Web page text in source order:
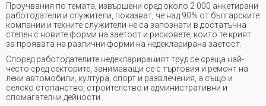
Проучвания по темата, извършени сред около 2 000 анкетирани
работодатели и служители, показват, че над 90% от българските
компании и техните служители не са запознати в достатъчна
степен с новите форми на заетост и рисковете, които те крият
за проявата на различни форми на недекларирана заетост.
Според работодателите недекларираният труд се среща най-
често сред секторите, занимаващи се с търговия и ремонт на
леки автомобили, култура, спорт и развлечения, а също и
селско стопанство, строителство и административни и
спомагателни дейности.